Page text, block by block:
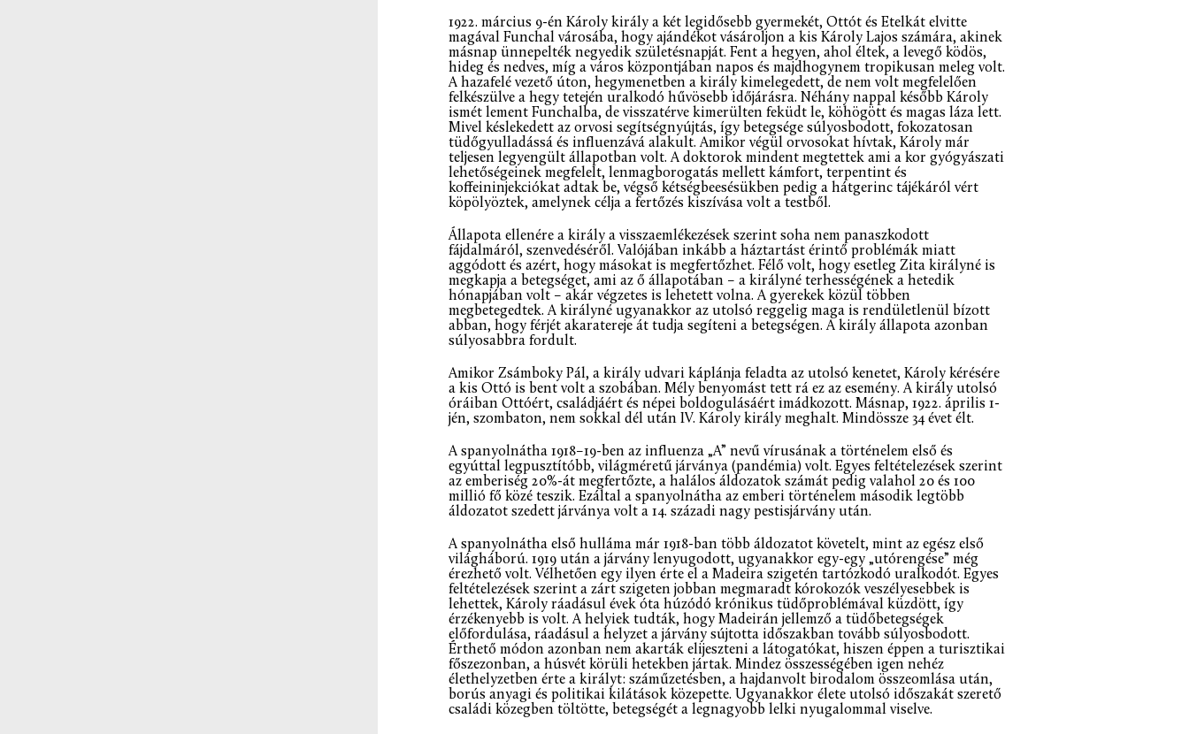
1922. március 9-én Károly király a két legidősebb gyermekét, Ottót és Etelkát elvitte
magával Funchal városába, hogy ajándékot vásároljon a kis Károly Lajos számára, akinek
másnap ünnepelték negyedik születésnapját. Fent a hegyen, ahol éltek, a levegő ködös,
hideg és nedves, míg a város központjában napos és majdhogynem tropikusan meleg volt.
A hazafelé vezető úton, hegymenetben a király kimelegedett, de nem volt megfelelően
felkészülve a hegy tetején uralkodó hűvösebb időjárásra. Néhány nappal később Károly
ismét lement Funchalba, de visszatérve kimerülten feküdt le, köhögött és magas láza lett.
Mivel késlekedett az orvosi segítségnyújtás, így betegsége súlyosbodott, fokozatosan
tüdőgyulladássá és influenzává alakult. Amikor végül orvosokat hívtak, Károly már
teljesen legyengült állapotban volt. A doktorok mindent megtettek ami a kor gyógyászati
lehetőségeinek megfelelt, lenmagborogatás mellett kámfort, terpentint és
koffeininjekciókat adtak be, végső kétségbeesésükben pedig a hátgerinc tájékáról vért
köpölyöztek, amelynek célja a fertőzés kiszívása volt a testből.
Állapota ellenére a király a visszaemlékezések szerint soha nem panaszkodott
fájdalmáról, szenvedéséről. Valójában inkább a háztartást érintő problémák miatt
aggódott és azért, hogy másokat is megfertőzhet. Félő volt, hogy esetleg Zita királyné is
megkapja a betegséget, ami az ő állapotában – a királyné terhességének a hetedik
hónapjában volt – akár végzetes is lehetett volna. A gyerekek közül többen
megbetegedtek. A királyné ugyanakkor az utolsó reggelig maga is rendületlenül bízott
abban, hogy férjét akaratereje át tudja segíteni a betegségen. A király állapota azonban
súlyosabbra fordult.
Amikor Zsámboky Pál, a király udvari káplánja feladta az utolsó kenetet, Károly kérésére
a kis Ottó is bent volt a szobában. Mély benyomást tett rá ez az esemény. A király utolsó
óráiban Ottóért, családjáért és népei boldogulásáért imádkozott. Másnap, 1922. április 1-
jén, szombaton, nem sokkal dél után IV. Károly király meghalt. Mindössze 34 évet élt.
A spanyolnátha 1918–19-ben az influenza „A” nevű vírusának a történelem első és
egyúttal legpusztítóbb, világméretű járványa (pandémia) volt. Egyes feltételezések szerint
az emberiség 20%-át megfertőzte, a halálos áldozatok számát pedig valahol 20 és 100
millió fő közé teszik. Ezáltal a spanyolnátha az emberi történelem második legtöbb
áldozatot szedett járványa volt a 14. századi nagy pestisjárvány után.
A spanyolnátha első hulláma már 1918-ban több áldozatot követelt, mint az egész első
világháború. 1919 után a járvány lenyugodott, ugyanakkor egy-egy „utórengése” még
érezhető volt. Vélhetően egy ilyen érte el a Madeira szigetén tartózkodó uralkodót. Egyes
feltételezések szerint a zárt szigeten jobban megmaradt kórokozók veszélyesebbek is
lehettek, Károly ráadásul évek óta húzódó krónikus tüdőproblémával küzdött, így
érzékenyebb is volt. A helyiek tudták, hogy Madeirán jellemző a tüdőbetegségek
előfordulása, ráadásul a helyzet a járvány sújtotta időszakban tovább súlyosbodott.
Érthető módon azonban nem akarták elijeszteni a látogatókat, hiszen éppen a turisztikai
főszezonban, a húsvét körüli hetekben jártak. Mindez összességében igen nehéz
élethelyzetben érte a királyt: száműzetésben, a hajdanvolt birodalom összeomlása után,
borús anyagi és politikai kilátások közepette. Ugyanakkor élete utolsó időszakát szerető
családi közegben töltötte, betegségét a legnagyobb lelki nyugalommal viselve.